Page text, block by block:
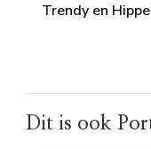
Trendy en
Dit is ook